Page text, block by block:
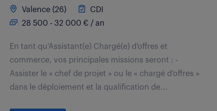
Valence (26)
CDI
28 500 - 32 000 € / an
En tant qu'Assistant(e) Chargé(e) d'offres et
commerce, vos principales missions seront : -
Assister le « chef de projet » ou le « chargé d'offres »
dans le déploiement et la qualification de...